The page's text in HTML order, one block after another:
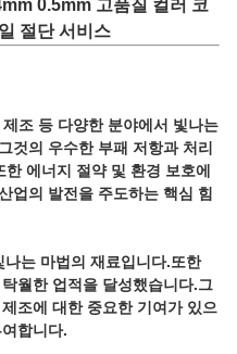
0.5mm 고품질 컬러 코
절단 서비스
조 등 다양한 분야에서 빛나는
것의 우수한 부패 저항과 처리
에너지 절약 및 환경 보호에
업의 발전을 주도하는 핵심 힘
는 마법의 재료입니다.또한
월한 업적을 달성했습니다.그
조에 대한 중요한 기여가 있으
합니다.